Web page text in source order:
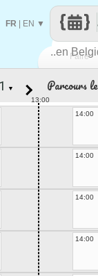
Faire
..en
FR EN ▼
▼ Parcours
13:00
14:00
14:00
14:00
14:00